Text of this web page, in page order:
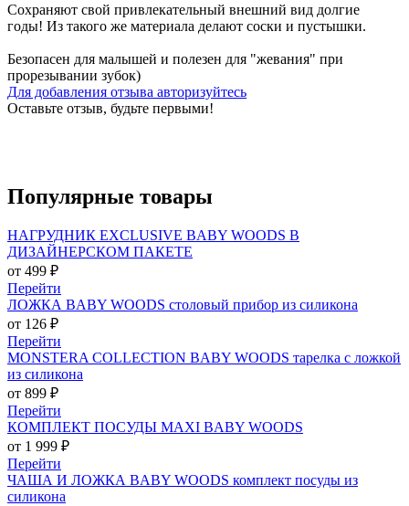
Сохраняют свой привлекательный внешний вид долгие
годы! Из такого же материала делают соски и пустышки.
Безопасен для малышей и полезен для "жевания" при
прорезывании зубок)
Для добавления отзыва авторизуйтесь
Оставьте отзыв, будьте первыми!
Популярные товары
НАГРУДНИК EXCLUSIVE BABY WOODS В
ДИЗАЙНЕРСКОМ ПАКЕТЕ
от 499 ₽
Перейти
ЛОЖКА BABY WOODS столовый прибор из силикона
от 126 ₽
Перейти
MONSTERA COLLECTION BABY WOODS тарелка с ложкой
из силикона
от 899 ₽
Перейти
КОМПЛЕКТ ПОСУДЫ MAXI BABY WOODS
от 1 999 ₽
Перейти
ЧАША И ЛОЖКА BABY WOODS комплект посуды из
силикона